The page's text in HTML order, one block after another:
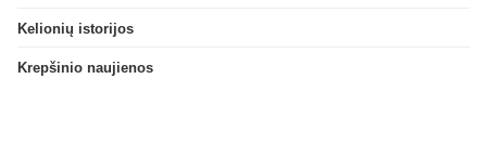
Kelionių istorijos
Krepšinio naujienos